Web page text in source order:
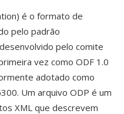
é o formato de
pelo padrão
pelo comite
vez como ODF 1.0
adotado como
Um arquivo ODP é um
XML que descrevem